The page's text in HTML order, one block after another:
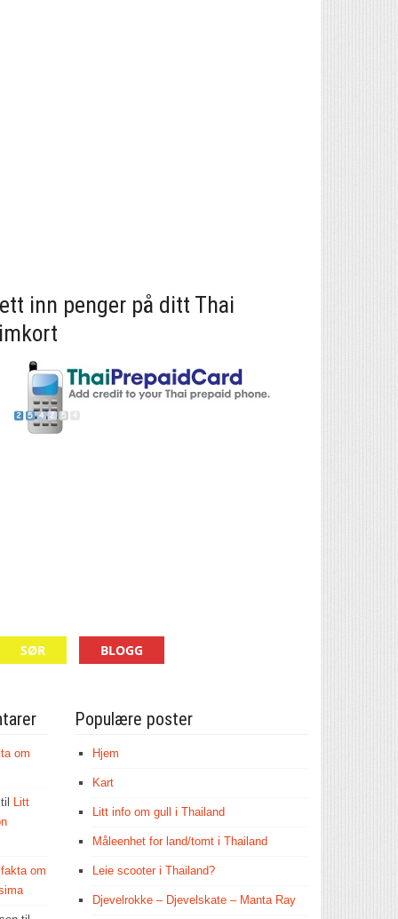
inn penger på ditt Thai
SØR BLOGG
om
Litt
om
Populære poster
Hjem
Kart
Litt info om gull i Thailand
Måleenhet for land/tomt i Thailand
Leie scooter i Thailand?
Djevelrokke – Djevelskate – Manta Ray